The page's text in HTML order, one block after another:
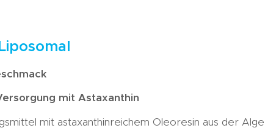
mit Astaxanthin
mit astaxanthinreichem Oleoresin aus der